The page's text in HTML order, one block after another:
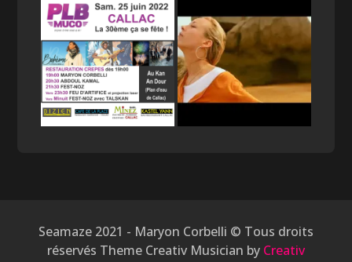
Seamaze 2021 - Maryon Corbelli © Tous droits
réservés Theme Creativ Musician by Creativ